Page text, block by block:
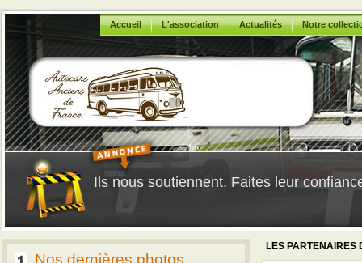
Accueil L'association Actualités Notre
Ils nous soutiennent. Faites leur
Nos dernières photos
LES